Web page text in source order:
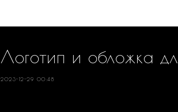
Логотип и обложка
2023-12-29 00:48